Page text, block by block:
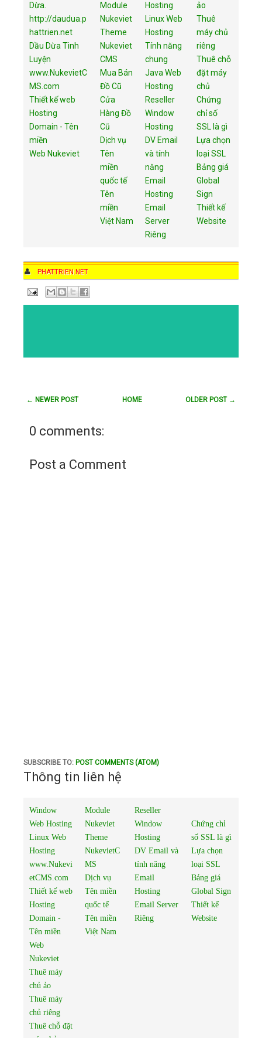
Dừa.
http://daudua.p
hattrien.net
Dầu Dừa Tinh
Luyện
www.NukevietC
MS.com
Thiết kế web
Hosting
Domain - Tên
miền
Web Nukeviet
Module
Nukeviet
Theme
Nukeviet
CMS
Mua Bán
Đồ Cũ
Cửa
Hàng Đồ
Cũ
Dịch vụ
Tên
miền
quốc tế
Tên
miền
Việt Nam
Hosting
Linux Web
Hosting
Tính năng
chung
Java Web
Hosting
Reseller
Window
Hosting
DV Email
và tính
năng
Email
Hosting
Email
Server
Riêng
ảo
Thuê
máy chủ
riêng
Thuê chỗ
đặt máy
chủ
Chứng
chỉ số
SSL là gì
Lựa chọn
loại SSL
Bảng giá
Global
Sign
Thiết kế
Website
AUTHOR
PHATTRIEN.NET
DATE
8:51 AM
← NEWER POST OLDER POST →
HOME
0 comments:
Post a Comment
SUBSCRIBE TO: POST COMMENTS (ATOM)
Thông tin liên hệ
Window
Web Hosting
Linux Web
Hosting
www.Nukevi
etCMS.com
Thiết kế web
Hosting
Domain -
Tên miền
Web
Nukeviet
Thuê máy
chủ ảo
Thuê máy
chủ riêng
Thuê chỗ đặt
Module
Nukeviet
Theme
NukevietC
MS
Dịch vụ
Tên miền
quốc tế
Tên miền
Việt Nam
Reseller
Window
Hosting
DV Email và
tính năng
Email
Hosting
Email Server
Riêng
Chứng chỉ
số SSL là gì
Lựa chọn
loại SSL
Bảng giá
Global Sign
Thiết kế
Website